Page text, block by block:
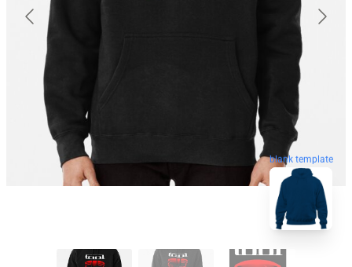
blank template